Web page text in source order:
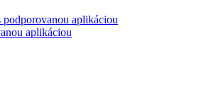
podporovanou aplikáciou
aplikáciou